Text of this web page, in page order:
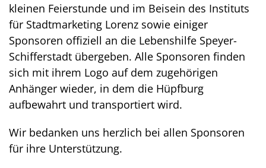
kleinen Feierstunde und im Beisein des Instituts
für Stadtmarketing Lorenz sowie einiger
Sponsoren offiziell an die Lebenshilfe Speyer-
Schifferstadt übergeben. Alle Sponsoren finden
sich mit ihrem Logo auf dem zugehörigen
Anhänger wieder, in dem die Hüpfburg
aufbewahrt und transportiert wird.
Wir bedanken uns herzlich bei allen Sponsoren
für ihre Unterstützung.